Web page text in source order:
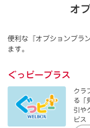
オ
便利な『オプションプラ
ます。
ぐっピープラス
クラ
る「
引や
ビス